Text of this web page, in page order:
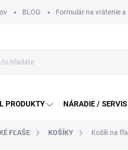
BLOG Formulár na vrátenie a
PRODUKTY NÁRADIE / SERVIS
FĽAŠE KOŠÍKY Košík na